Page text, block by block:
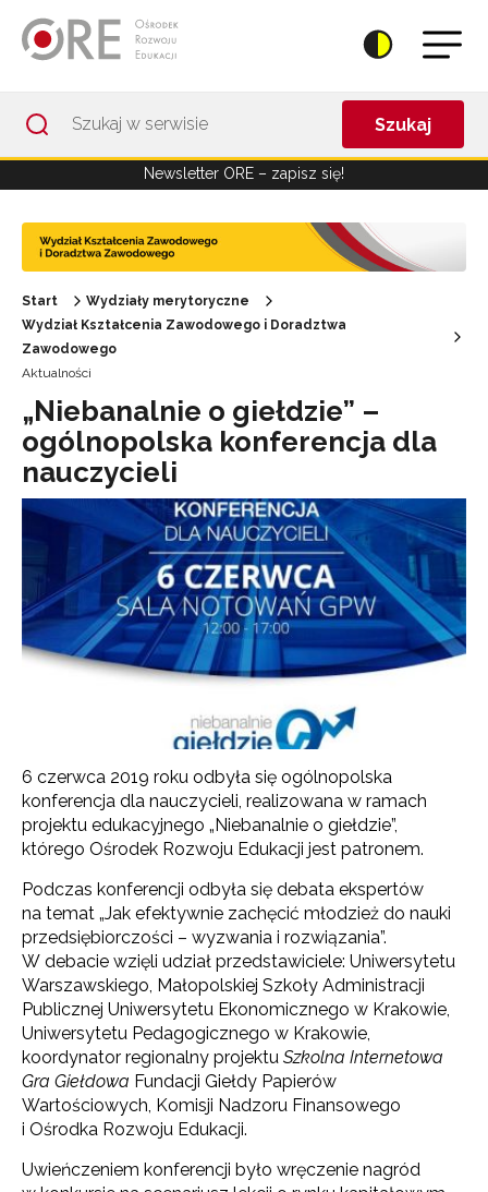
Szukaj
Newsletter ORE – zapisz się!
Start
Wydziały merytoryczne
Wydział Kształcenia Zawodowego i Doradztwa
Zawodowego
Aktualności
„Niebanalnie o giełdzie” –
ogólnopolska konferencja dla
nauczycieli
6 czerwca 2019 roku odbyła się ogólnopolska
konferencja dla nauczycieli, realizowana w ramach
projektu edukacyjnego „Niebanalnie o giełdzie”,
którego Ośrodek Rozwoju Edukacji jest patronem.
Podczas konferencji odbyła się debata ekspertów
na temat „Jak efektywnie zachęcić młodzież do nauki
przedsiębiorczości – wyzwania i rozwiązania”.
W debacie wzięli udział przedstawiciele: Uniwersytetu
Warszawskiego, Małopolskiej Szkoły Administracji
Publicznej Uniwersytetu Ekonomicznego w Krakowie,
Uniwersytetu Pedagogicznego w Krakowie,
koordynator regionalny projektu Szkolna Internetowa
Gra Giełdowa Fundacji Giełdy Papierów
Wartościowych, Komisji Nadzoru Finansowego
i Ośrodka Rozwoju Edukacji.
Uwieńczeniem konferencji było wręczenie nagród